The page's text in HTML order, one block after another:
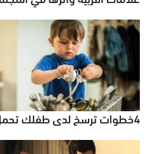
4خطوات ترسخ لدى طفلك تحمل المسئولية